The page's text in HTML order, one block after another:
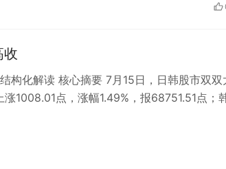
收
构化解读 核心摘要 7月15日，日韩股市双双
1008.01点，涨幅1.49%，报68751.51点；